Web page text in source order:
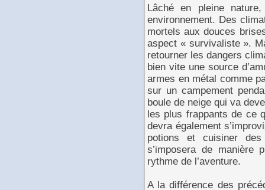
Lâché en pleine
environnement. Des
mortels aux douces
aspect « survivaliste ».
retourner les dangers
bien vite une source
armes en métal comme
sur un campement
boule de neige qui va
les plus frappants de ce
devra également
potions et cuisiner
s’imposera de
rythme de l’aventure.
A la différence des